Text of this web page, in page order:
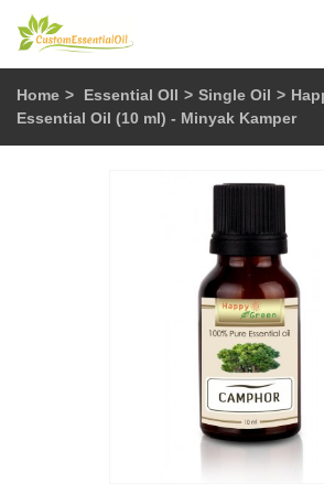
Home > Essential OIl > Single Oil >
Essential Oil (10 ml) - Minyak Kamper